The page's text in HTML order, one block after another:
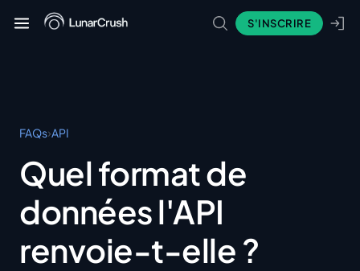
S'INSCRIRE
FAQs›API
Quel format de
données l'API
renvoie-t-elle ?